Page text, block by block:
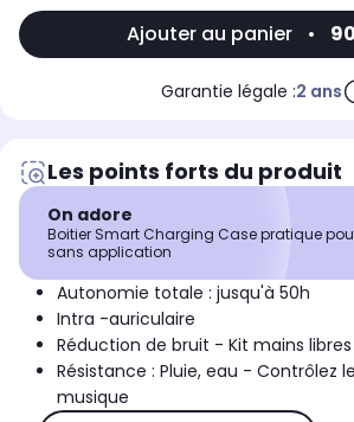
Ajouter au panier •
Garantie légale :2 ans
Les points forts du produit
On adore
Boitier Smart Charging Case pratique
sans application
Autonomie totale : jusqu'à 50h
Intra -auriculaire
Réduction de bruit - Kit mains libres
Résistance : Pluie, eau - Contrôlez
musique